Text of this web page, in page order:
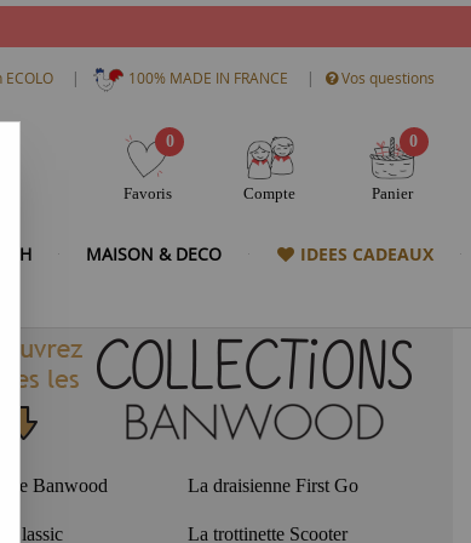
| 100% MADE IN FRANCE | Vos questions
0
Favoris Compte
0
Panier
MAISON & DECO IDEES CADEAUX
Banwood La draisienne First Go
Classic La trottinette Scooter